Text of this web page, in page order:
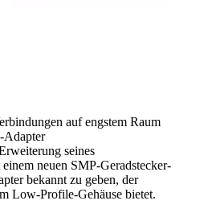
auf engstem Raum
Adapter
seines
neuen SMP-Geradstecker-
bekannt zu geben, der
Low-Profile-Gehäuse bietet.